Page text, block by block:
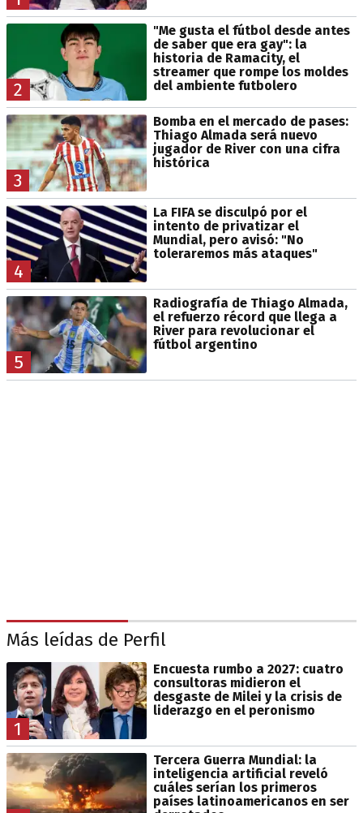
2
"Me gusta el fútbol desde antes
de saber que era gay": la
historia de Ramacity, el
streamer que rompe los moldes
del ambiente futbolero
3
Bomba en el mercado de pases:
Thiago Almada será nuevo
jugador de River con una cifra
histórica
4
La FIFA se disculpó por el
intento de privatizar el
Mundial, pero avisó: "No
toleraremos más ataques"
5
Radiografía de Thiago Almada,
el refuerzo récord que llega a
River para revolucionar el
fútbol argentino
Más leídas de Perfil
1
Encuesta rumbo a 2027: cuatro
consultoras midieron el
desgaste de Milei y la crisis de
liderazgo en el peronismo
Tercera Guerra Mundial: la
inteligencia artificial reveló
cuáles serían los primeros
países latinoamericanos en ser